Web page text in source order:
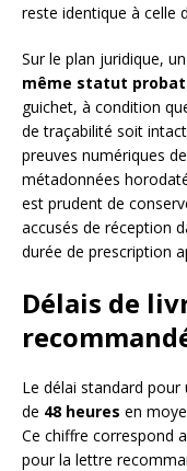
reste identique à celle
Sur le plan juridique,
même statut
guichet, à condition
de traçabilité soit
preuves numériques
métadonnées
est prudent de
accusés de réception
durée de prescription
Délais de
Le délai standard pour
de 48 heures en
Ce chiffre correspond
pour la lettre